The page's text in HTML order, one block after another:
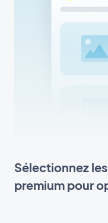
Sélectionnez
premium pour